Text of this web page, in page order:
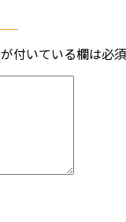
が付いている欄は必